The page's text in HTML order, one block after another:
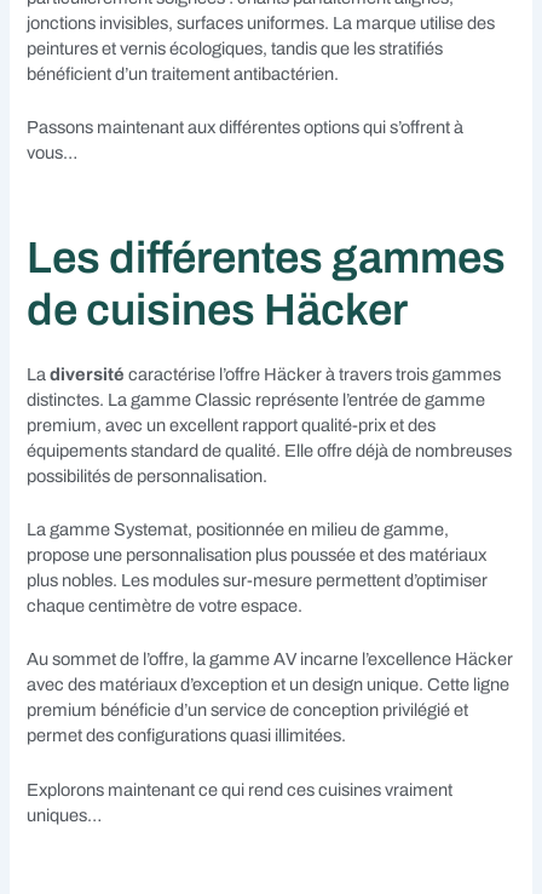
jonctions invisibles, surfaces uniformes. La marque utilise des
peintures et vernis écologiques, tandis que les stratifiés
bénéficient d’un traitement antibactérien.
Passons maintenant aux différentes options qui s’offrent à
vous…
Les différentes gammes
de cuisines Häcker
Ladiversité caractérise l’offre Häcker à travers trois gammes
distinctes. La gamme Classic représente l’entrée de gamme
premium, avec un excellent rapport qualité-prix et des
équipements standard de qualité. Elle offre déjà de nombreuses
possibilités de personnalisation.
La gamme Systemat, positionnée en milieu de gamme,
propose une personnalisation plus poussée et des matériaux
plus nobles. Les modules sur-mesure permettent d’optimiser
chaque centimètre de votre espace.
Au sommet de l’offre, la gamme AV incarne l’excellence Häcker
avec des matériaux d’exception et un design unique. Cette ligne
premium bénéficie d’un service de conception privilégié et
permet des configurations quasi illimitées.
Explorons maintenant ce qui rend ces cuisines vraiment
uniques…